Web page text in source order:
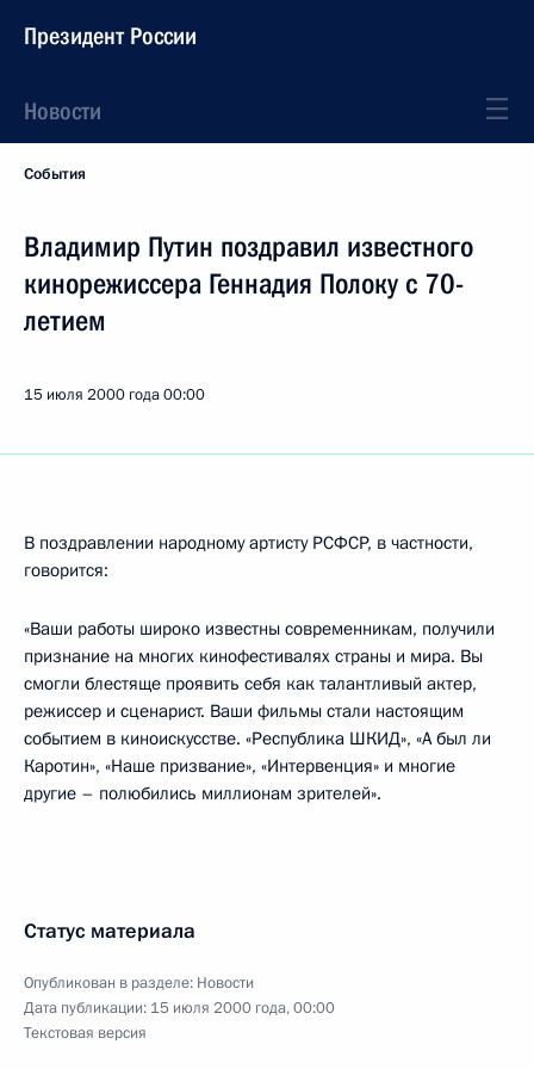
Президент России
Новости
События
Владимир Путин поздравил известного
кинорежиссера Геннадия Полоку с 70-
летием
15 июля 2000 года00:00
В поздравлении народному артисту РСФСР, в частности,
говорится:
«Ваши работы широко известны современникам, получили
признание на многих кинофестивалях страны и мира. Вы
смогли блестяще проявить себя как талантливый актер,
режиссер и сценарист. Ваши фильмы стали настоящим
событием в киноискусстве. «Республика ШКИД», «А был ли
Каротин», «Наше призвание», «Интервенция» и многие
другие – полюбились миллионам зрителей».
Статус материала
Опубликован в разделе: Новости
Дата публикации: 15 июля 2000 года, 00:00
Текстовая версия